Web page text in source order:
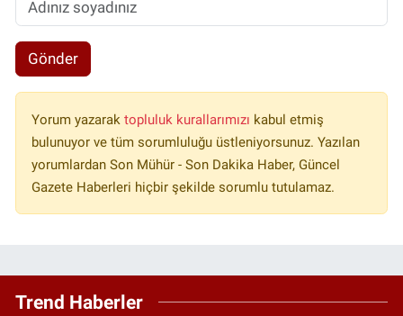
Gönder
Yorum yazarak topluluk kurallarımızı kabul etmiş
bulunuyor ve tüm sorumluluğu üstleniyorsunuz. Yazılan
yorumlardan Son Mühür - Son Dakika Haber, Güncel
Gazete Haberleri hiçbir şekilde sorumlu tutulamaz.
Trend Haberler